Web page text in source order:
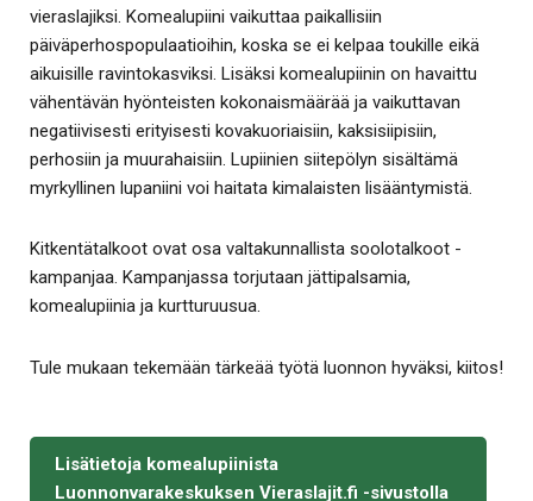
vieraslajiksi. Komealupiini vaikuttaa paikallisiin
päiväperhospopulaatioihin, koska se ei kelpaa toukille eikä
aikuisille ravintokasviksi. Lisäksi komealupiinin on havaittu
vähentävän hyönteisten kokonaismäärää ja vaikuttavan
negatiivisesti erityisesti kovakuoriaisiin, kaksisiipisiin,
perhosiin ja muurahaisiin. Lupiinien siitepölyn sisältämä
myrkyllinen lupaniini voi haitata kimalaisten lisääntymistä.
Kitkentätalkoot ovat osa valtakunnallista soolotalkoot -
kampanjaa. Kampanjassa torjutaan jättipalsamia,
komealupiinia ja kurtturuusua.
Tule mukaan tekemään tärkeää työtä luonnon hyväksi, kiitos!
Lisätietoja komealupiinista
Luonnonvarakeskuksen Vieraslajit.fi -sivustolla